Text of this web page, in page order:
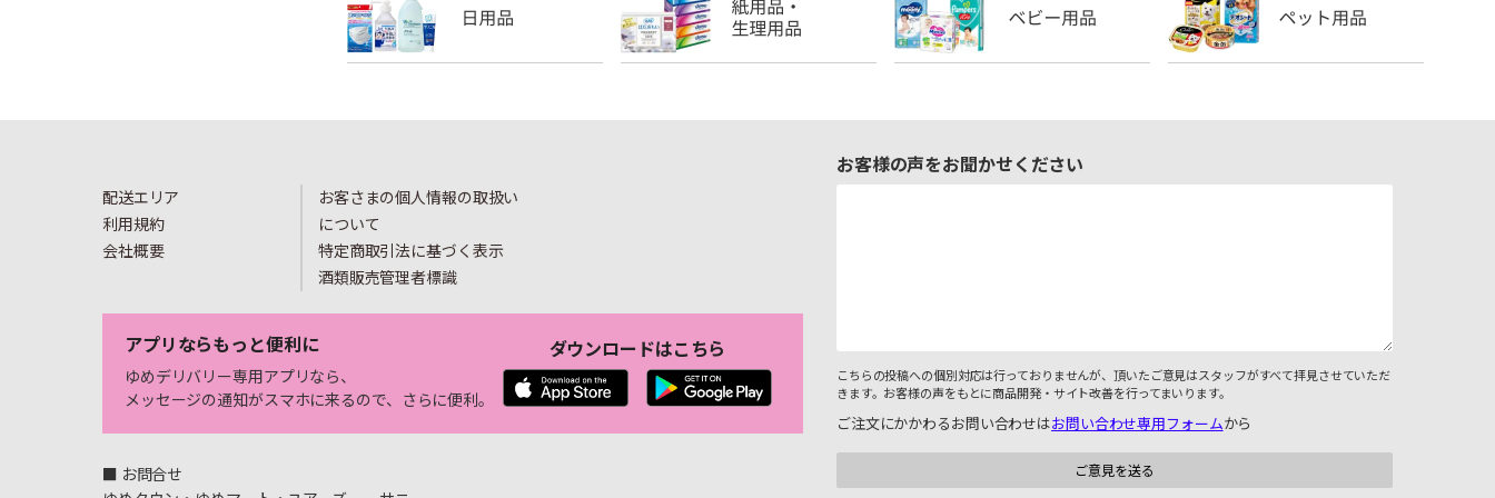
配送エリア
利用規約
会社概要
お客さまの個人情報の取扱い
について
特定商取引法に基づく表示
酒類販売管理者標識
アプリならもっと便利に
ゆめデリバリー専用アプリなら、
メッセージの通知がスマホに来るので、さらに便利。
ダウンロードはこちら
■ お問合せ
お客様の声をお聞かせください
こちらの投稿への個別対応は行っておりませんが、頂いたご意見はスタッフがすべて拝見させていただ
きます。お客様の声をもとに商品開発・サイト改善を行ってまいります。
ご注文にかかわるお問い合わせはお問い合わせ専用フォームから